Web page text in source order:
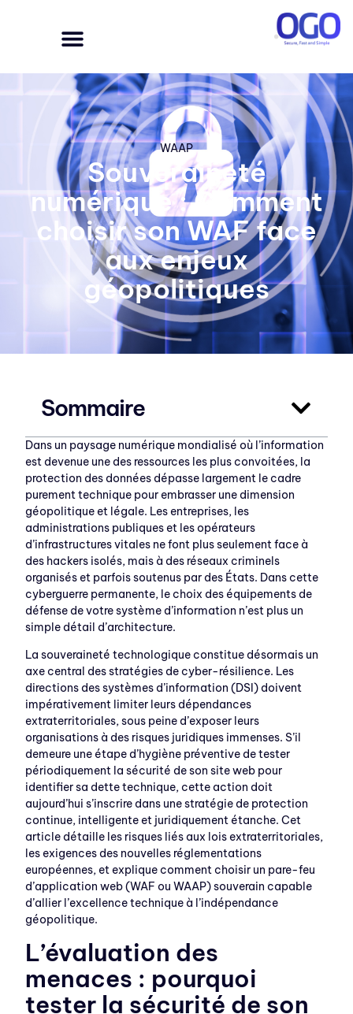
WAAP
Souveraineté
numérique : Comment
choisir son WAF face
aux enjeux
géopolitiques
Sommaire
Dans un paysage numérique mondialisé où l’information
est devenue une des ressources les plus convoitées, la
protection des données dépasse largement le cadre
purement technique pour embrasser une dimension
géopolitique et légale. Les entreprises, les
administrations publiques et les opérateurs
d’infrastructures vitales ne font plus seulement face à
des hackers isolés, mais à des réseaux criminels
organisés et parfois soutenus par des États. Dans cette
cyberguerre permanente, le choix des équipements de
défense de votre système d’information n’est plus un
simple détail d’architecture.
La souveraineté technologique constitue désormais un
axe central des stratégies de cyber-résilience. Les
directions des systèmes d’information (DSI) doivent
impérativement limiter leurs dépendances
extraterritoriales, sous peine d’exposer leurs
organisations à des risques juridiques immenses. S’il
demeure une étape d’hygiène préventive de tester
périodiquement la sécurité de son site web pour
identifier sa dette technique, cette action doit
aujourd’hui s’inscrire dans une stratégie de protection
continue, intelligente et juridiquement étanche. Cet
article détaille les risques liés aux lois extraterritoriales,
les exigences des nouvelles réglementations
européennes, et explique comment choisir un pare-feu
d’application web (WAF ou WAAP) souverain capable
d’allier l’excellence technique à l’indépendance
géopolitique.
L’évaluation des
menaces : pourquoi
tester la sécurité de son